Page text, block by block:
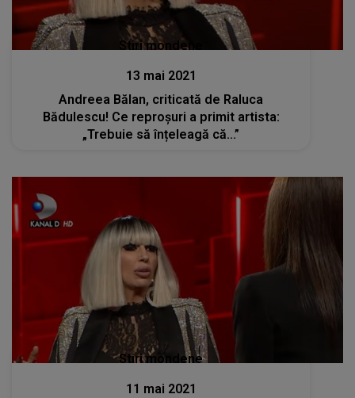
Stiri mondene
13 mai 2021
Andreea Bălan, criticată de Raluca
Bădulescu! Ce reproșuri a primit artista:
„Trebuie să înțeleagă că...”
Stiri mondene
11 mai 2021